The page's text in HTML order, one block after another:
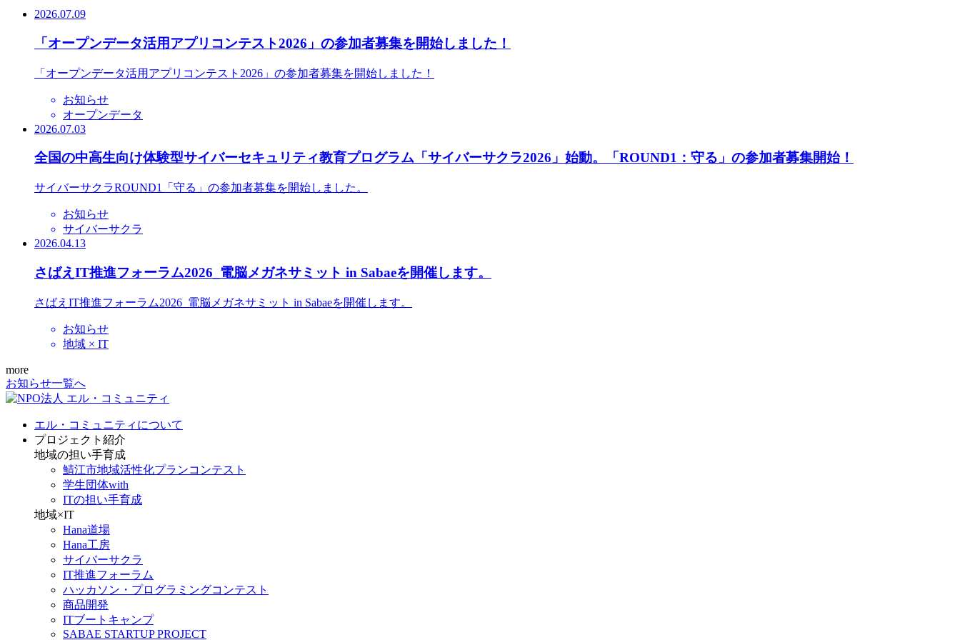
2026.07.09
「オープンデータ活用アプリコンテスト2026」の参加者募集を開始しました！
「オープンデータ活用アプリコンテスト2026」の参加者募集を開始しました！
お知らせ
オープンデータ
2026.07.03
全国の中高生向け体験型サイバーセキュリティ教育プログラム「サイバーサクラ2026」始動。「ROUND1：守る」の参加者募集開始！
サイバーサクラROUND1「守る」の参加者募集を開始しました。
お知らせ
サイバーサクラ
2026.04.13
さばえIT推進フォーラム2026_電脳メガネサミット in Sabaeを開催します。
さばえIT推進フォーラム2026_電脳メガネサミット in Sabaeを開催します。
お知らせ
地域 × IT
more
お知らせ一覧へ
エル・コミュニティについて
プロジェクト紹介
地域の担い手育成
鯖江市地域活性化プランコンテスト
学生団体with
ITの担い手育成
地域×IT
Hana道場
Hana工房
サイバーサクラ
IT推進フォーラム
ハッカソン・プログラミングコンテスト
商品開発
ITブートキャンプ
SABAE STARTUP PROJECT